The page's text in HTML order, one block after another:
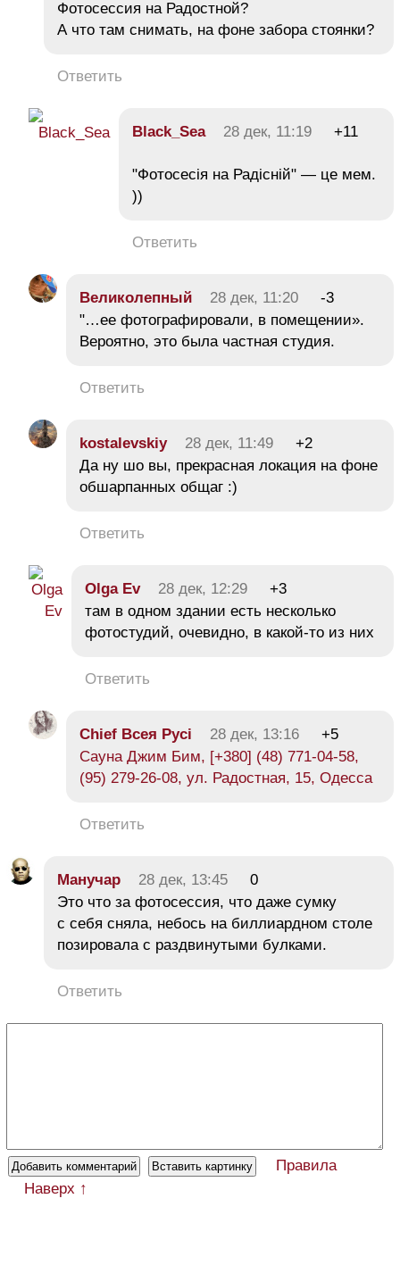
Фотосессия на Радостной?
А что там снимать, на фоне забора стоянки?
Ответить
Black_Sea 28 дек, 11:19 +11
"Фотосесія на Радісній" — це мем.
))
Ответить
Великолепный 28 дек, 11:20
-3
"…ее фотографировали, в помещении».
Вероятно, это была частная студия.
Ответить
kostalevskiy 28 дек, 11:49
+2
Да ну шо вы, прекрасная локация на фоне
обшарпанных общаг :)
Ответить
Olga Ev 28 дек, 12:29
+3
там в одном здании есть несколько
фотостудий, очевидно, в какой-то из них
Ответить
Chief Всея Русі 28 дек, 13:16
+5
Сауна Джим Бим, [+380] (48) 771-04-58,
(95) 279-26-08, ул. Радостная, 15, Одесса
Ответить
Манучар 28 дек, 13:45
0
Это что за фотосессия, что даже сумку
с себя сняла, небось на биллиардном столе
позировала с раздвинутыми булками.
Ответить
Правила
Наверх ↑